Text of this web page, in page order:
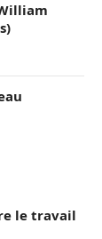
le travail